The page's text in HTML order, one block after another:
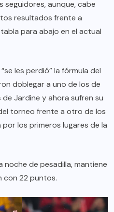
seguidores, aunque, cabe
resultados frente a
para abajo en el actual
les perdió” la fórmula del
doblegar a uno de los de
de Jardine y ahora sufren su
torneo frente a otro de los
los primeros lugares de la
noche de pesadilla, mantiene
con 22 puntos.